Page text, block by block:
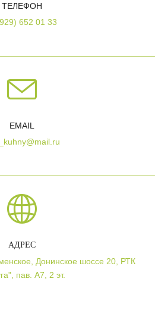
ТЕЛЕФОН
652 01 33
EMAIL
АДРЕС
Донинское шоссе 20, РТК
пав. А7, 2 эт.